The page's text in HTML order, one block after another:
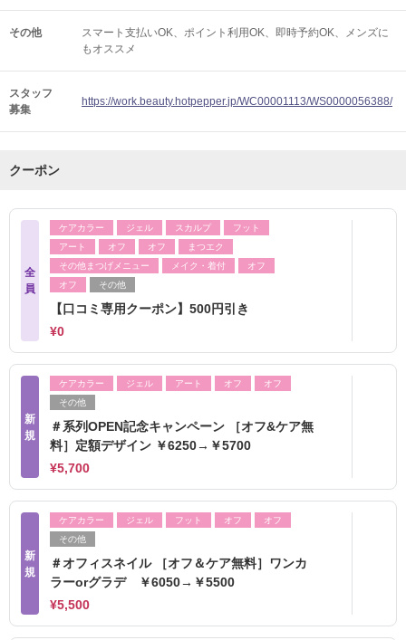
その他 スマート支払いOK ポイント利用OK 即時予約OK
メンズに
もオススメ
スタッフ
募集
https://work.beauty.hotpepper.jp/WC00001113/WS0000056388/
クーポン
全
員
ケアカラー ジェル スカルプ
フット
アート
オフ オフ
まつエク
その他まつげメニュー
メイク・着付
オフ
オフ
その他
【口コミ専用クーポン】500円引き
¥0
新
規
ケアカラー ジェル アート オフ
オフ
その他
＃系列OPEN記念キャンペーン ［オフ&ケア無
料］定額デザイン ￥6250→￥5700
¥5,700
新
規
ケアカラー ジェル フット オフ
オフ
その他
＃オフィスネイル ［オフ＆ケア無料］ワンカ
ラーorグラデ ￥6050→￥5500
¥5,500